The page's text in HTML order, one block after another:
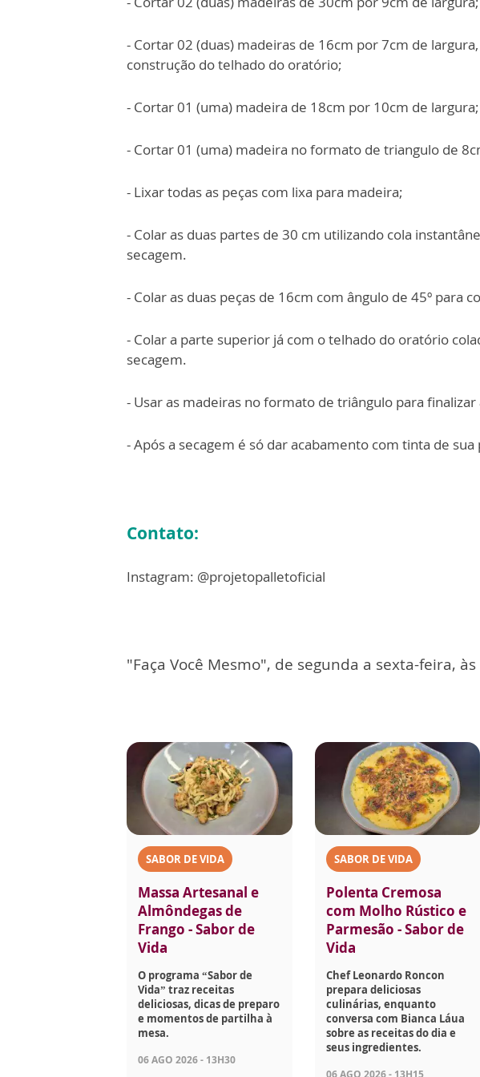
- Cortar 02 (duas) madeiras de 16cm por 7cm de
construção do telhado do oratório;
- Cortar 01 (uma) madeira de 18cm por 10cm de largura;
- Cortar 01 (uma) madeira no formato de triangulo de
- Lixar todas as peças com lixa para madeira;
- Colar as duas partes de 30 cm utilizando cola
secagem.
- Colar as duas peças de 16cm com ângulo de 45º para
- Colar a parte superior já com o telhado do oratório
secagem.
- Usar as madeiras no formato de triângulo para finalizar
- Após a secagem é só dar acabamento com tinta de
Contato:
Instagram: @projetopalletoficial
"Faça Você Mesmo", de segunda a sexta-feira,
SABOR DE VIDA
Massa Artesanal e
Almôndegas de
Frango - Sabor de
Vida
O programa “Sabor de
Vida” traz receitas
deliciosas, dicas de preparo
e momentos de partilha à
mesa.
06 AGO 2026 - 13H30
SABOR DE VIDA
Polenta Cremosa
com Molho Rústico e
Parmesão - Sabor de
Vida
Chef Leonardo Roncon
prepara deliciosas
culinárias, enquanto
conversa com Bianca Láua
sobre as receitas do dia e
seus ingredientes.
06 AGO 2026 - 13H15